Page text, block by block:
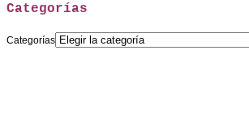
Categorías
Categorías